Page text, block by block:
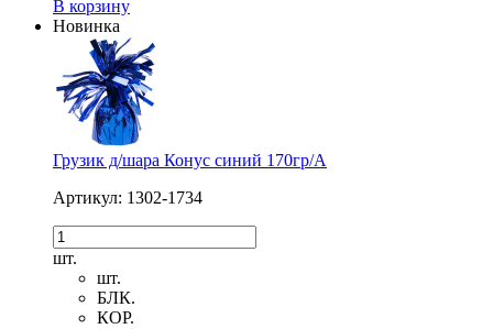
В корзину
Новинка
Грузик д/шара Конус синий 170гр/A
Артикул: 1302-1734
шт.
шт.
БЛК.
КОР.